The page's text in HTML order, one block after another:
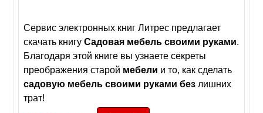
Сервис электронных книг Литрес предлагает
скачать книгуСадовая мебель своими руками.
Благодаря этой книге вы узнаете секреты
преображения старой мебели и то, как сделать
садовую мебель своими руками без лишних
трат!